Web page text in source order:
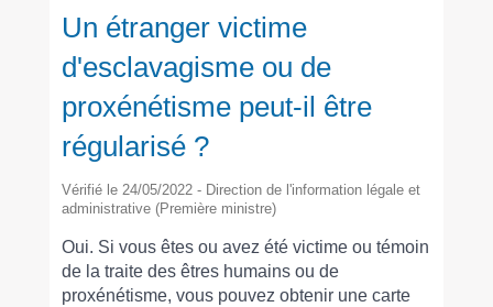
Un étranger victime
d'esclavagisme ou de
proxénétisme peut-il être
régularisé ?
Vérifié le 24/05/2022 - Direction de l'information légale et
administrative (Première ministre)
Oui. Si vous êtes ou avez été victime ou témoin
de la traite des êtres humains ou de
proxénétisme, vous pouvez obtenir une carte